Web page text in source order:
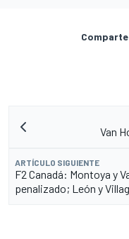
Van
ARTÍCULO SIGUIENTE
F2 Canadá: Montoya y
penalizado; León y